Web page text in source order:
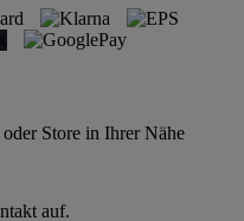
Store in Ihrer Nähe
auf.